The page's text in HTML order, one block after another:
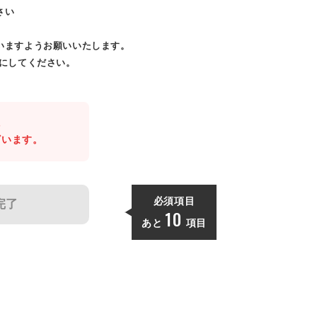
い
すようお願いいたします。
してください。
ます。
了 必須項目
あと 10 項目